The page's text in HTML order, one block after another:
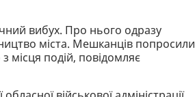
вибух. Про нього одразу
міста. Мешканців попросили
місця подій, повідомляє